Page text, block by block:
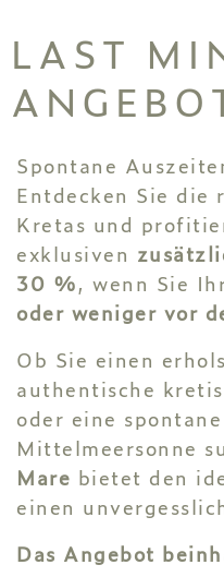
LAST
Spontane
Entdecken Sie die
Kretas und
exklusiven
30 %, wenn Sie
oder weniger vor
Ob Sie einen
authentische
oder eine
Mittelmeersonne
Mare bietet den
einen
Das Angebot